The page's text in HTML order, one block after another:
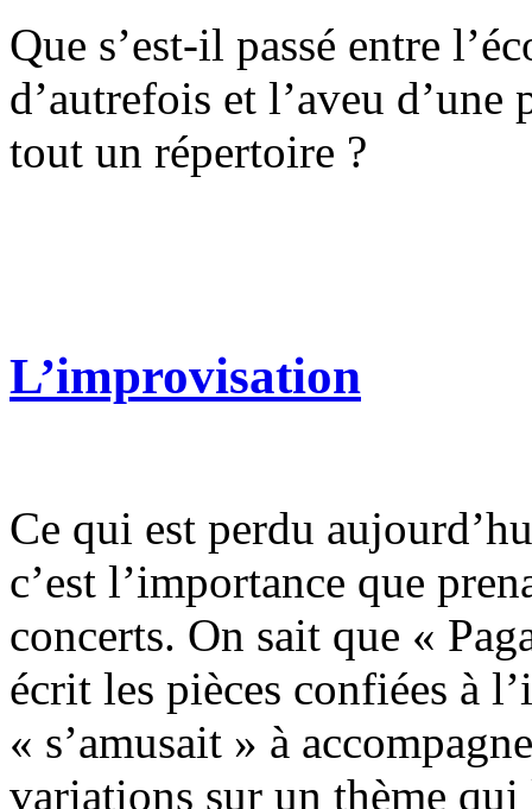
Que s’est-il passé entre
d’autrefois et l’aveu
tout un répertoire ?
L’improvisation
Ce qui est perdu
c’est l’importance que
concerts. On sait que «
écrit les pièces confiées à
« s’amusait » à
variations sur un thème